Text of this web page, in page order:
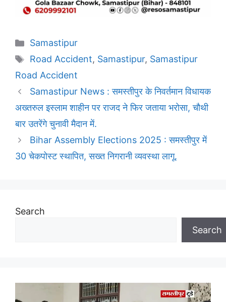
Categories
Samastipur
Tags
Road Accident, Samastipur, Samastipur
Road Accident
Samastipur News : समस्तीपुर के निवर्तमान विधायक
अख्तरुल इस्लाम शाहीन पर राजद ने फिर जताया भरोसा, चौथी
बार उतरेंगे चुनावी मैदान में.
Bihar Assembly Elections 2025 : समस्तीपुर में
30 चेकपोस्ट स्थापित, सख्त निगरानी व्यवस्था लागू.
Search
Search